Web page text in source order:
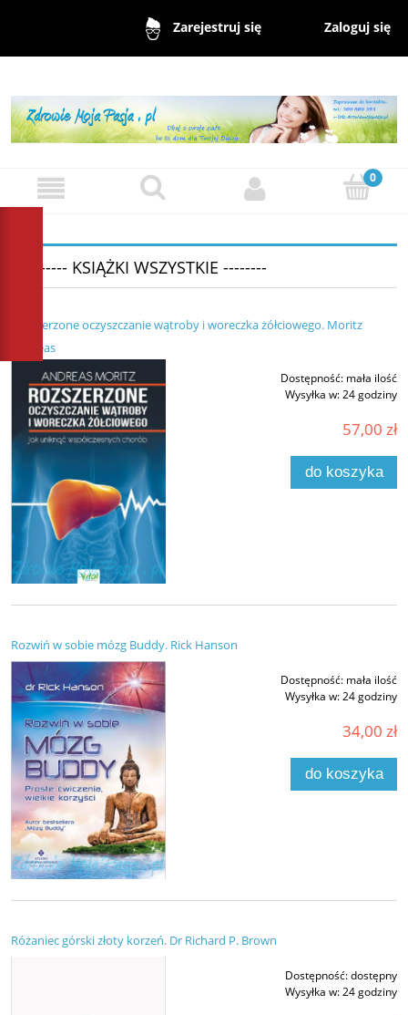
Zarejestruj się Zaloguj się
-------- KSIĄŻKI WSZYSTKIE --------
Rozszerzone oczyszczanie wątroby i woreczka żółciowego. Moritz
Andreas
Dostępność: mała ilość
Wysyłka w:24 godziny
57,00 zł
do koszyka
Rozwiń w sobie mózg Buddy. Rick Hanson
Dostępność: mała ilość
Wysyłka w:24 godziny
34,00 zł
do koszyka
Różaniec górski złoty korzeń. Dr Richard P. Brown
Dostępność:dostępny
Wysyłka w:24 godziny